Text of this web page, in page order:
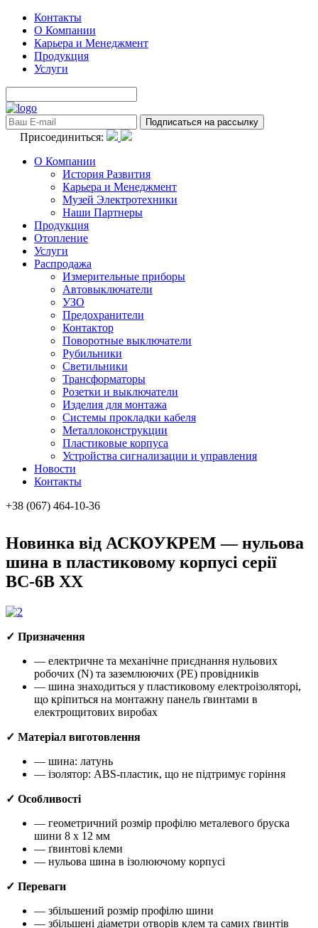
Контакты
О Компании
Карьера и Менеджмент
Продукция
Услуги
Присоединиться:
О Компании
История Развития
Карьера и Менеджмент
Музей Электротехники
Наши Партнеры
Продукция
Отопление
Услуги
Распродажа
Измерительные приборы
Автовыключатели
УЗО
Предохранители
Контактор
Поворотные выключатели
Рубильники
Светильники
Трансформаторы
Розетки и выключатели
Изделия для монтажа
Системы прокладки кабеля
Металлоконcтрукции
Пластиковые корпуса
Устройства сигнализации и управления
Новости
Контакты
+38 (067) 464-10-36
Новинка від АСКОУКРЕМ — нульова
шина в пластиковому корпусі серії
ВС-6В ХХ
✓ Призначення
— електричне та механічне приєднання нульових
робочих (N) та заземлюючих (РЕ) провідників
— шина знаходиться у пластиковому електроізоляторі,
що кріпиться на монтажну панель ґвинтами в
електрощитових виробах
✓ Матеріал виготовлення
— шина: латунь
— ізолятор: ABS-пластик, що не підтримує горіння
✓ Особливості
— геометричний розмір профілю металевого бруска
шини 8 х 12 мм
— ґвинтові клеми
— нульова шина в ізолюючому корпусі
✓ Переваги
— збільшений розмір профілю шини
— збільшені діаметри отворів клем та самих ґвинтів